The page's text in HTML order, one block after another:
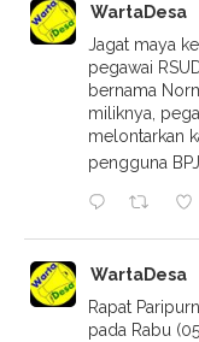
WartaDesa
Jagat maya
pegawai
bernama
miliknya,
melontarkan
pengguna
WartaDesa
Rapat
pada Rabu